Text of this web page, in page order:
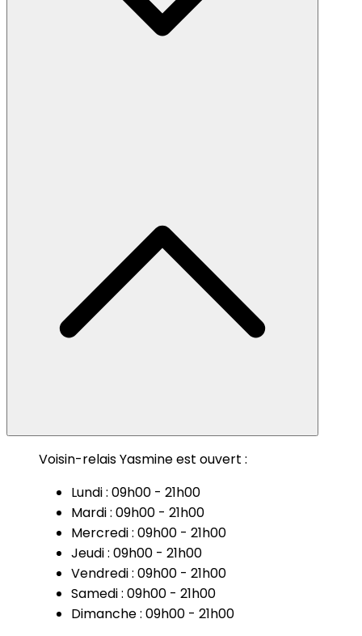
Voisin-relais Yasmine est ouvert :
Lundi : 09h00 - 21h00
Mardi : 09h00 - 21h00
Mercredi : 09h00 - 21h00
Jeudi : 09h00 - 21h00
Vendredi : 09h00 - 21h00
Samedi : 09h00 - 21h00
Dimanche : 09h00 - 21h00